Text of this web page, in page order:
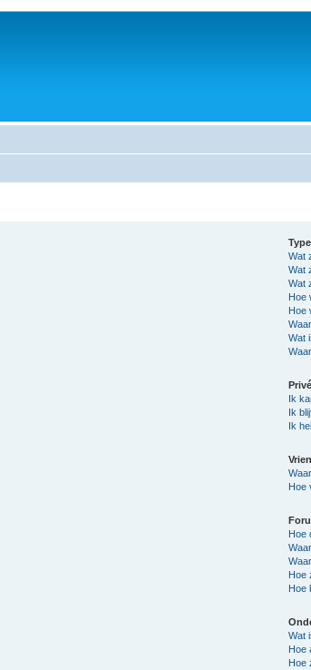
Wat
Wat
Wat
Hoe
Hoe
Wat
Ik
Ik
Ik
Hoe
Hoe
Hoe
Hoe
Wat
Hoe
Hoe